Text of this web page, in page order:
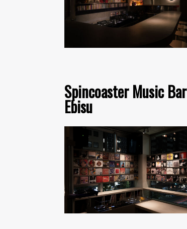
Spincoaster Music Bar
Ebisu